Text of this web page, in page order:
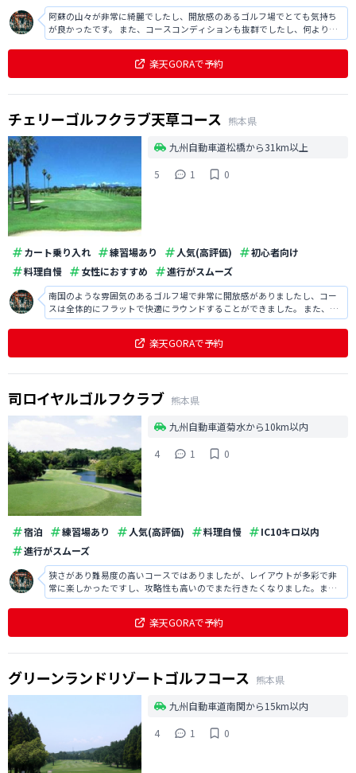
阿蘇の山々が非常に綺麗でしたし、開放感のあるゴルフ場でとても気持ち
が良かったです。 また、コースコンディションも抜群でしたし、何よりレ
ストランでの食事は本格的に非常に美味しかったです。
楽天GORAで予約
チェリーゴルフクラブ天草コース 熊本県
九州自動車道松橋から31km以上
5
1 0
カート乗り入れ 練習場あり 人気(高評価)
初心者向け
料理自慢
女性におすすめ 進行がスムーズ
南国のような雰囲気のあるゴルフ場で非常に開放感がありましたし、コー
スは全体的にフラットで快適にラウンドすることができました。 また、レ
ストランでも新鮮なお刺身が非常に美味しかったです。
楽天GORAで予約
司ロイヤルゴルフクラブ 熊本県
九州自動車道菊水から10km以内
4
1 0
宿泊 練習場あり 人気(高評価) 料理自慢
IC10キロ以内
進行がスムーズ
狭さがあり難易度の高いコースではありましたが、レイアウトが多彩で非
常に楽しかったですし、攻略性も高いのでまた行きたくなりました。ま
た、メンテナンスはきちんと行き届いていて非常に快適でしたし、スタッ
楽天GORAで予約
グリーンランドリゾートゴルフコース 熊本県
九州自動車道南関から15km以内
4
1 0